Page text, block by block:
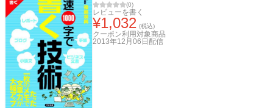
(0)
レビューを書く
¥1,032 (税込)
クーポン利用対象商品
2013年12月06日 配信